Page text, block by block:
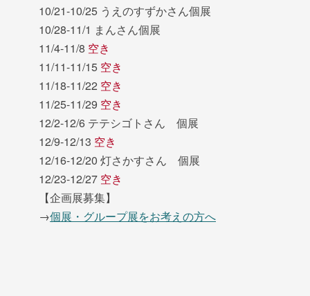
10/21-10/25 うえのすずかさん個展
10/28-11/1 まんさん個展
11/4-11/8 空き
11/11-11/15 空き
11/18-11/22 空き
11/25-11/29 空き
12/2-12/6 テテシゴトさん 個展
12/9-12/13 空き
12/16-12/20 灯さかすさん 個展
12/23-12/27 空き
【企画展募集】
→個展・グループ展をお考えの方へ